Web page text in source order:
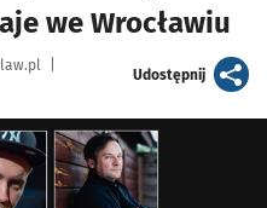
we Wrocławiu
Udostępnijartykuł